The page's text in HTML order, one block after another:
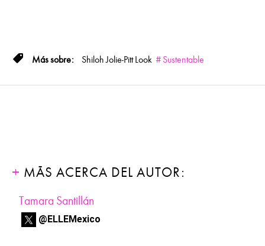
Shiloh Jolie-Pitt Look Sustentable
MÁS ACERCA DEL AUTOR:
Tamara Santillán
@ELLEMexico